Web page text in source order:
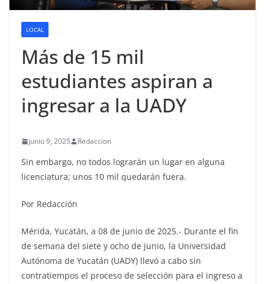
LOCAL
Más de 15 mil
estudiantes aspiran a
ingresar a la UADY
junio 9, 2025 Redaccion
Sin embargo, no todos lograrán un lugar en alguna
licenciatura; unos 10 mil quedarán fuera.
Por Redacción
Mérida, Yucatán, a 08 de junio de 2025.- Durante el fin
de semana del siete y ocho de junio, la Universidad
Autónoma de Yucatán (UADY) llevó a cabo sin
contratiempos el proceso de selección para el ingreso a